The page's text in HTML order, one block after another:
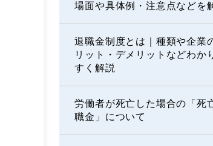
場面や具体例・注意点などを
退職金制度とは｜種類や企業
リット・デメリットなどわか
すく解説
労働者が死亡した場合の「死
職金」について